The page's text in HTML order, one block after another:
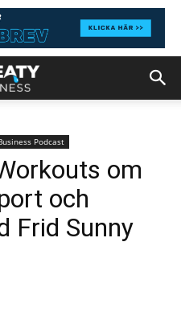
Podcast
om
och
Frid Sunny